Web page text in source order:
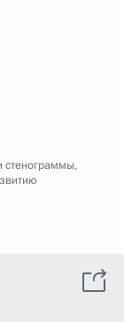
стенограммы,